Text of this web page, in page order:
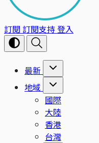
訂閱 訂閱支持登入
最新
地域
國際
大陸
香港
台灣